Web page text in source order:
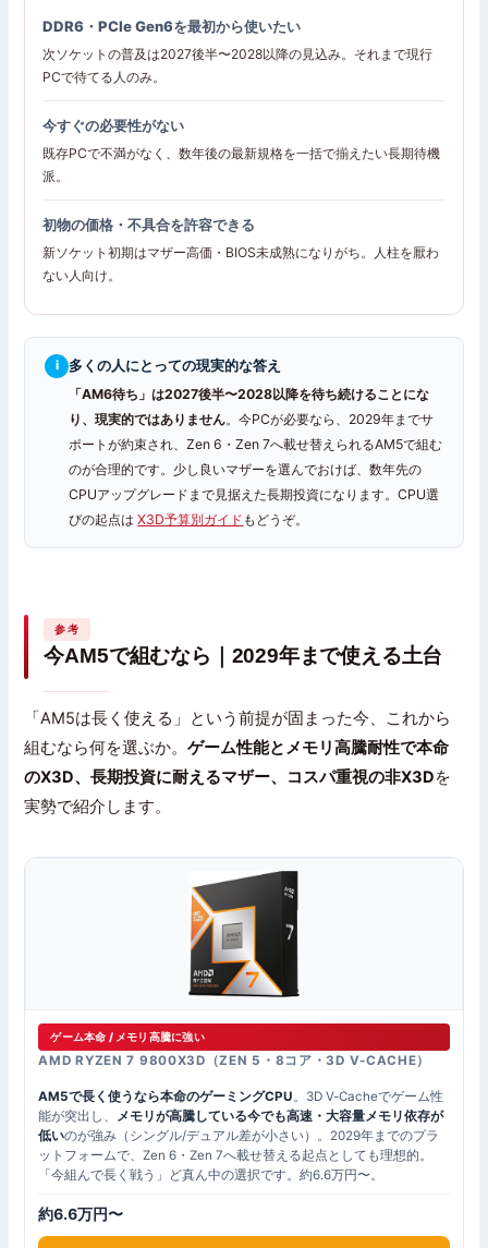
DDR6・PCIe Gen6を最初から使いたい
次ソケットの普及は2027後半〜2028以降の見込み。それまで現行
PCで待てる人のみ。
今すぐの必要性がない
既存PCで不満がなく、数年後の最新規格を一括で揃えたい長期待機
派。
初物の価格・不具合を許容できる
新ソケット初期はマザー高価・BIOS未成熟になりがち。人柱を厭わ
ない人向け。
i 多くの人にとっての現実的な答え
「AM6待ち」は2027後半〜2028以降を待ち続けることにな
り、現実的ではありません。今PCが必要なら、2029年までサ
ポートが約束され、Zen 6・Zen 7へ載せ替えられるAM5で組む
のが合理的です。少し良いマザーを選んでおけば、数年先の
CPUアップグレードまで見据えた長期投資になります。CPU選
びの起点はX3D予算別ガイド もどうぞ。
参考
今AM5で組むなら｜2029年まで使える土台
「AM5は長く使える」という前提が固まった今、これから
組むなら何を選ぶか。ゲーム性能とメモリ高騰耐性で本命
のX3D、長期投資に耐えるマザー、コスパ重視の非X3Dを
実勢で紹介します。
ゲーム本命 / メモリ高騰に強い
AMD RYZEN 7 9800X3D（ZEN 5・8コア・3D V-CACHE）
AM5で長く使うなら本命のゲーミングCPU。3D V-Cacheでゲーム性
能が突出し、 メモリが高騰している今でも高速・大容量メモリ依存が
低いのが強み（シングル/デュアル差が小さい）。2029年までのプラ
ットフォームで、Zen 6・Zen 7へ載せ替える起点としても理想的。
「今組んで長く戦う」ど真ん中の選択です。約6.6万円〜。
約6.6万円〜